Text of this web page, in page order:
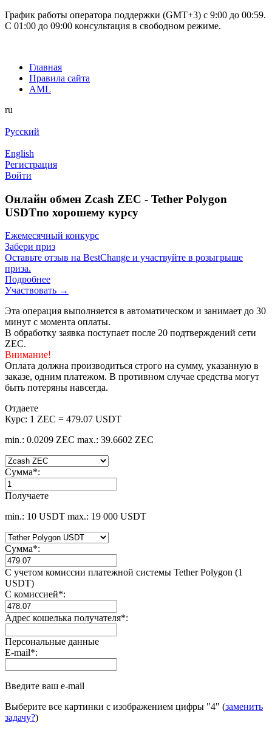
График работы оператора поддержки (GMT+3) c 9:00 до 00:59.
С 01:00 до 09:00 консультация в свободном режиме.
Главная
Правила сайта
AML
ru
Русский
English
Регистрация
Войти
Онлайн обмен Zcash ZEC - Tether Polygon
USDTпо хорошему курсу
Ежемесячный конкурс
Забери приз
Оставьте отзыв на BestChange и участвуйте в розыгрыше
приза.
Подробнее
Участвовать →
Эта операция выполняется в автоматическом и занимает до 30
минут с момента оплаты.
В обработку заявка поступает после 20 подтверждений сети
ZEC.
Внимание!
Оплата должна производиться строго на сумму, указанную в
заказе, одним платежом. В противном случае средства могут
быть потеряны навсегда.
Отдаете
Курс: 1 ZEC = 479.07 USDT
min.: 0.0209 ZEC max.: 39.6602 ZEC
Сумма*:
Получаете
min.: 10 USDT max.: 19 000 USDT
Сумма*:
С учетом комиссии платежной системы Tether Polygon (1
USDT)
С комиссией*:
Адрес кошелька получателя*:
Персональные данные
E-mail*:
Введите ваш e-mail
Выберите все картинки с изображением цифры "4" (заменить
задачу?)